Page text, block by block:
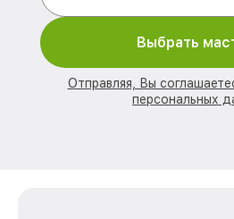
Выбрать
Отправляя, Вы
персональных